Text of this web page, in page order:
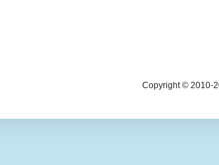
Copyright © 2010-